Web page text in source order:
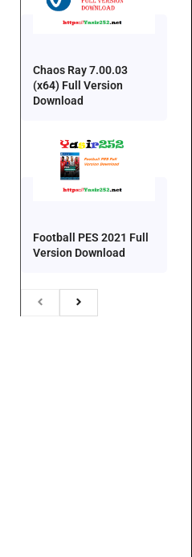
Chaos Ray 7.00.03
(x64) Full Version
Download
Football PES 2021 Full
Version Download